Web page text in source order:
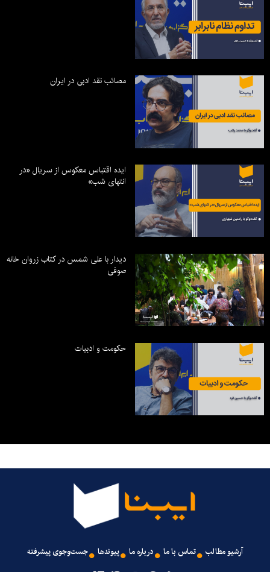
مصائب نقد ادبی در ایران
ایده اقتباس معکوس از سریال «در
انتهای شب»
دیدار با علی شمس در کتاب زروان خانه
صوفی
حکومت و ادبیات
آرشیو مطالب تماس با ما درباره ما پیوندها جست‌وجوی پیشرفته